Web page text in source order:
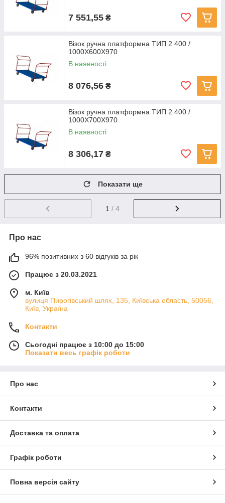
7 551,55 ₴
Візок ручна платформна ТИП 2 400 /
1000Х600Х970
В наявності
8 076,56 ₴
Візок ручна платформна ТИП 2 400 /
1000Х700Х970
В наявності
8 306,17 ₴
Показати ще
1 / 4
Про нас
96% позитивних з 60 відгуків за рік
Працює з 20.03.2021
м. Київ
вулиця Пирогівський шлях, 135, Київська область, 50056,
Київ, Україна
Контакти
Сьогодні працює з 10:00 до 15:00
Показати весь графік роботи
Про нас
Контакти
Доставка та оплата
Графік роботи
Повна версія сайту